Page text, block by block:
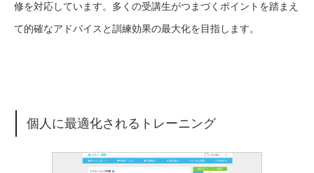
修を対応しています。多くの受講生がつまづくポイントを踏まえ
て的確なアドバイスと訓練効果の最大化を目指します。
個人に最適化されるトレーニング